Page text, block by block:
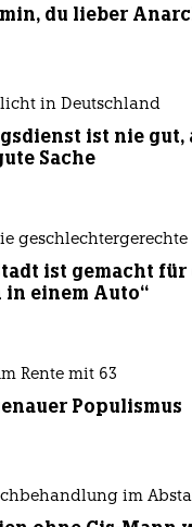
du lieber
in Deutschland
ist nie
Sache
geschlechtergerechte
ist gemacht
in einem Auto“
Rente mit 63
Populismus
im